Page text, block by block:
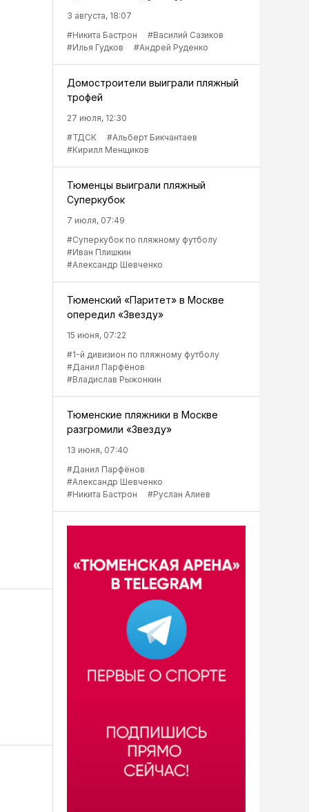
3 августа, 18:07
#Никита Бастрон
#Василий Сазиков
#Илья Гудков
#Андрей Руденко
Домостроители выиграли пляжный
трофей
27 июля, 12:30
#ТДСК
#Альберт Бикчантаев
#Кирилл Менщиков
Тюменцы выиграли пляжный
Суперкубок
7 июля, 07:49
#Суперкубок по пляжному футболу
#Иван Плишкин
#Александр Шевченко
Тюменский «Паритет» в Москве
опередил «Звезду»
15 июня, 07:22
#1-й дивизион по пляжному футболу
#Данил Парфёнов
#Владислав Рыжонкин
Тюменские пляжники в Москве
разгромили «Звезду»
13 июня, 07:40
#Данил Парфёнов
#Александр Шевченко
#Никита Бастрон
#Руслан Алиев